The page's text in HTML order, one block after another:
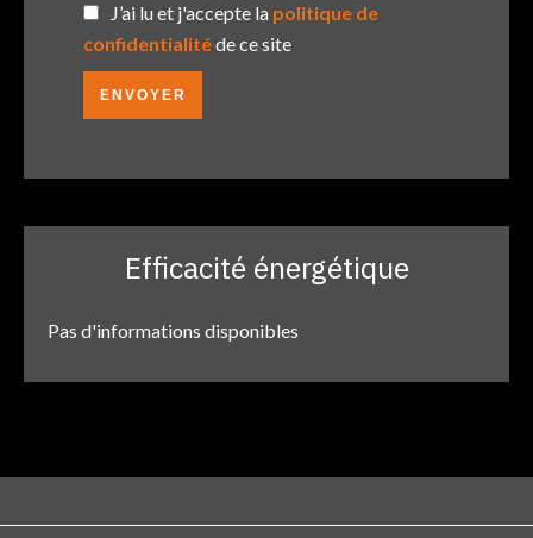
J’ai lu et j'accepte la politique de
confidentialitéde ce site
ENVOYER
Efficacité énergétique
Pas d'informations disponibles